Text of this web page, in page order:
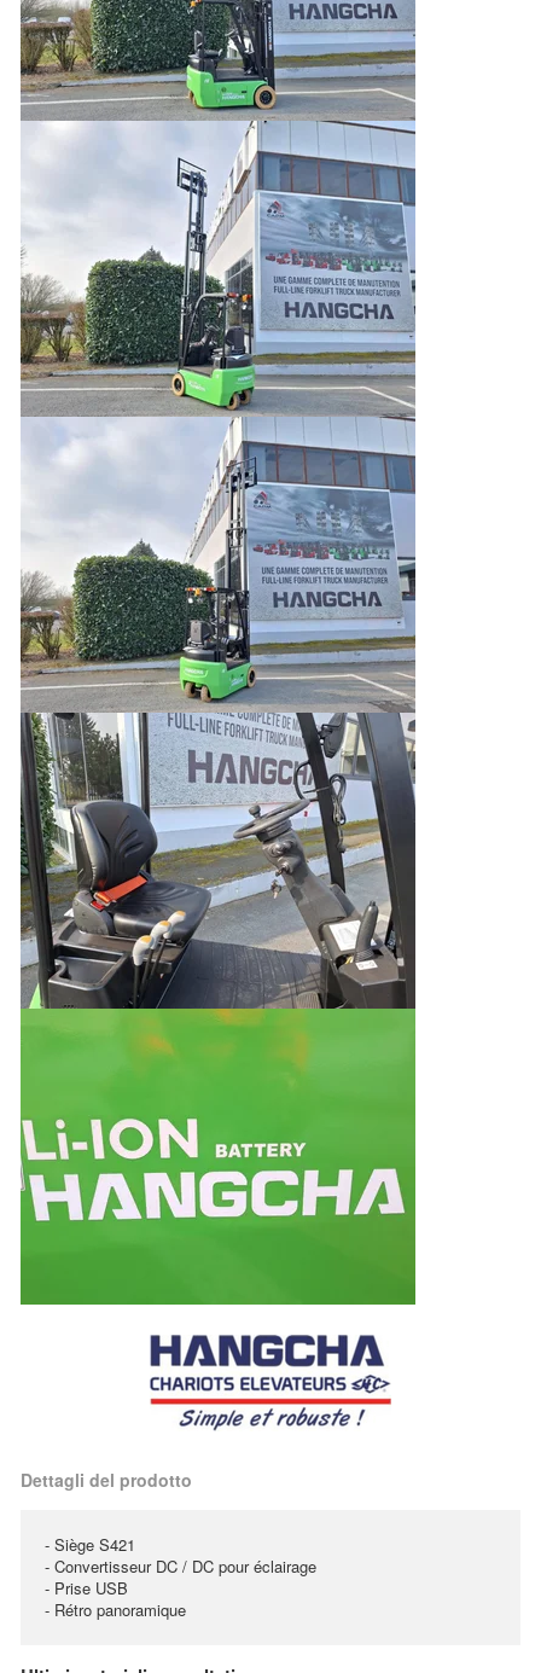
Dettagli del prodotto
- Siège S421
- Convertisseur DC / DC pour éclairage
- Prise USB
- Rétro panoramique